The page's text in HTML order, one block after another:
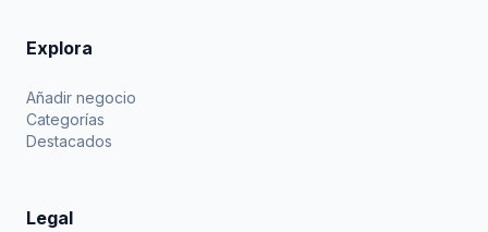
Explora
Añadir negocio
Categorías
Destacados
Legal